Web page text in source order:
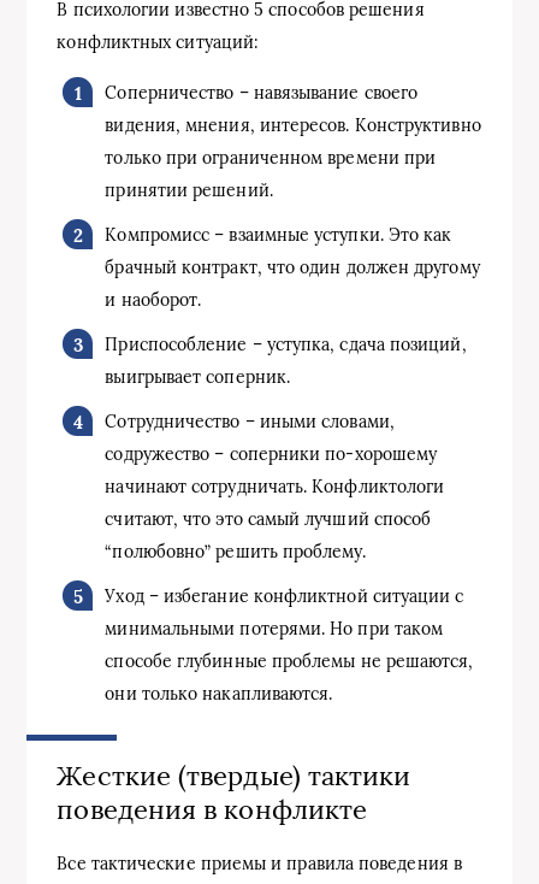
В психологии известно 5 способов решения
конфликтных ситуаций:
Соперничество – навязывание своего
видения, мнения, интересов. Конструктивно
только при ограниченном времени при
принятии решений.
Компромисс – взаимные уступки. Это как
брачный контракт, что один должен другому
и наоборот.
Приспособление – уступка, сдача позиций,
выигрывает соперник.
Сотрудничество – иными словами,
содружество – соперники по-хорошему
начинают сотрудничать. Конфликтологи
считают, что это самый лучший способ
“полюбовно” решить проблему.
Уход – избегание конфликтной ситуации с
минимальными потерями. Но при таком
способе глубинные проблемы не решаются,
они только накапливаются.
Жесткие (твердые) тактики
поведения в конфликте
Все тактические приемы и правила поведения в